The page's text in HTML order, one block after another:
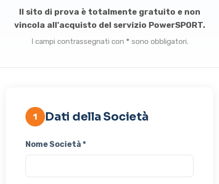
Il sito di prova è totalmente gratuito e non
vincola all'acquisto del servizio PowerSPORT.
I campi contrassegnati con * sono obbligatori.
1 Dati della Società
Nome Società *